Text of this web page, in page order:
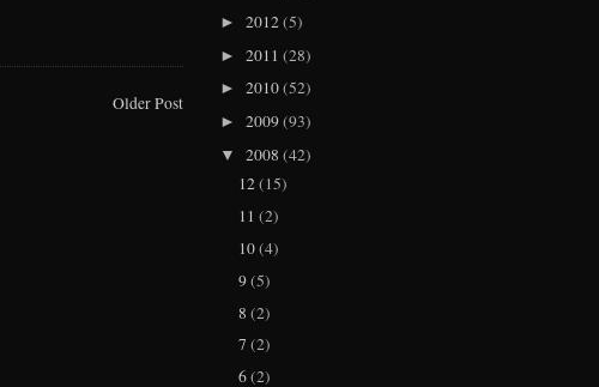
Older Post
► 2012(5)
► 2011 (28)
► 2010(52)
► 2009(93)
▼ 2008 (42)
12(15)
11(2)
10(4)
9(5)
8(2)
7(2)
6(2)